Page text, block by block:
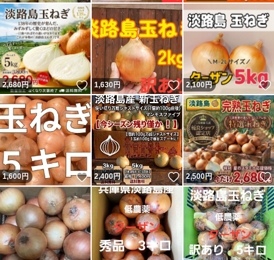
2,680円 いいね！
1,630円 いいね！
2,100円
1,600円 いいね！
2,400円 いいね！
2,500円